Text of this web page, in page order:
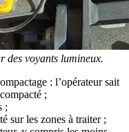
des voyants lumineux.
: l’opérateur sait
;
;
sur les zones à traiter ;